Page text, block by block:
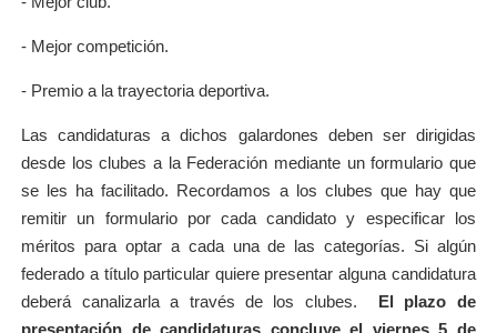
- Mejor competición.
- Premio a la trayectoria deportiva.
Las candidaturas a dichos galardones deben ser dirigidas
desde los clubes a la Federación mediante un formulario que
se les ha facilitado. Recordamos a los clubes que hay que
remitir un formulario por cada candidato y especificar los
méritos para optar a cada una de las categorías. Si algún
federado a título particular quiere presentar alguna candidatura
deberá canalizarla a través de los clubes.
El plazo de